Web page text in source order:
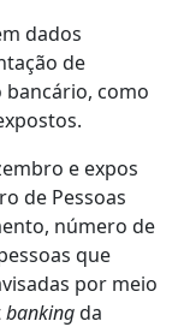
dados
de
como
e expos
de Pessoas
número de
que
por meio
bankingda